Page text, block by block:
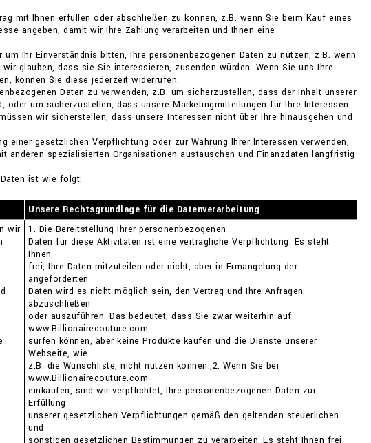
mit Ihnen erfüllen oder abschließen zu können, z.B. wenn Sie beim Kauf eines
angeben, damit wir Ihre Zahlung verarbeiten und Ihnen eine
Ihr Einverständnis bitten, Ihre personenbezogenen Daten zu nutzen, z.B. wenn
glauben, dass sie Sie interessieren, zusenden würden. Wenn Sie uns Ihre
können Sie diese jederzeit widerrufen.
Daten zu verwenden, z.B. um sicherzustellen, dass der Inhalt unserer
um sicherzustellen, dass unsere Marketingmitteilungen für Ihre Interessen
wir sicherstellen, dass unsere Interessen nicht über Ihre hinausgehen und
gesetzlichen Verpflichtung oder zur Wahrung Ihrer Interessen verwenden,
anderen spezialisierten Organisationen austauschen und Finanzdaten langfristig
ist wie folgt:
Unsere Rechtsgrundlage für die Datenverarbeitung
wir
1. Die Bereitstellung Ihrer personenbezogenen
Daten für diese Aktivitäten ist eine vertragliche Verpflichtung. Es steht
Ihnen
frei, Ihre Daten mitzuteilen oder nicht, aber in Ermangelung der
angeforderten
Daten wird es nicht möglich sein, den Vertrag und Ihre Anfragen
abzuschließen
oder auszuführen. Das bedeutet, dass Sie zwar weiterhin auf
www.Billionairecouture.com
surfen können, aber keine Produkte kaufen und die Dienste unserer
Webseite, wie
z.B. die Wunschliste, nicht nutzen können.,2. Wenn Sie bei
www.Billionairecouture.com
einkaufen, sind wir verpflichtet, Ihre personenbezogenen Daten zur
Erfüllung
unserer gesetzlichen Verpflichtungen gemäß den geltenden steuerlichen
und
sonstigen gesetzlichen Bestimmungen zu verarbeiten.,Es steht Ihnen frei,